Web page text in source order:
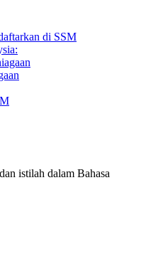
di SSM
istilah dalam Bahasa